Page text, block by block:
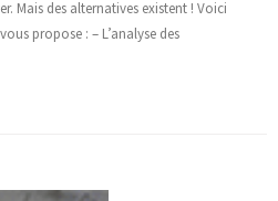
Mais des alternatives existent ! Voici
propose : – L’analyse des